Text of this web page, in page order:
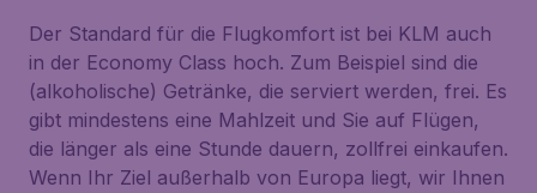
Der Standard für die Flugkomfort ist bei KLM auch
in der Economy Class hoch. Zum Beispiel sind die
(alkoholische) Getränke, die serviert werden, frei. Es
gibt mindestens eine Mahlzeit und Sie auf Flügen,
die länger als eine Stunde dauern, zollfrei einkaufen.
Wenn Ihr Ziel außerhalb von Europa liegt, wir Ihnen